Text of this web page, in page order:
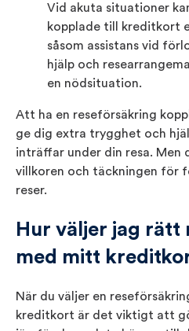
Vid akuta situationer
kopplade till kreditkort
såsom assistans vid
hjälp och
en nödsituation.
Att ha en reseförsäkring
ge dig extra trygghet och
inträffar under din resa.
villkoren och täckningen för
reser.
Hur väljer jag rätt
med mitt
När du väljer en
kreditkort är det viktigt att